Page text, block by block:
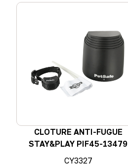
CLOTURE ANTI-FUGUE
STAY&PLAY PIF45-13479
CY3327